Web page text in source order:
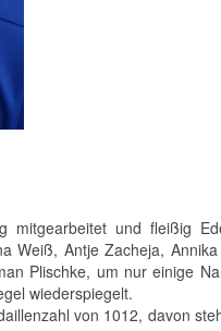
und fleißig
Weiß, Antje Zacheja, Annika
Plischke, um nur einige
wiederspiegelt.
von 1012, davon